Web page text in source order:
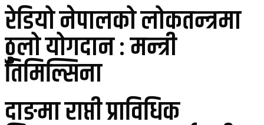
रेडियो नेपालको लोकतन्त्रमा
ठुलो योगदान : मन्त्री
तिमिल्सिना
दाङमा राप्ती प्राविधिक